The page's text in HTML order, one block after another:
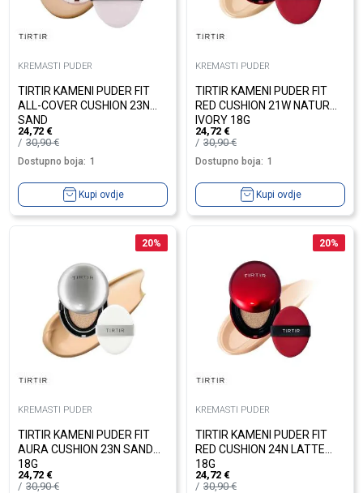
KREMASTI PUDER
TIRTIR KAMENI PUDER FIT
ALL-COVER CUSHION 23N
SAND
24,72 €
30,90€
Dostupno boja: 1
Kupi ovdje
KREMASTI PUDER
TIRTIR KAMENI PUDER FIT
RED CUSHION 21W NATURAL
IVORY 18G
24,72 €
30,90€
Dostupno boja: 1
Kupi ovdje
20%
KREMASTI PUDER
TIRTIR KAMENI PUDER FIT
AURA CUSHION 23N SAND
18G
24,72 €
30,90€
20%
KREMASTI PUDER
TIRTIR KAMENI PUDER FIT
RED CUSHION 24N LATTE
18G
24,72 €
30,90€